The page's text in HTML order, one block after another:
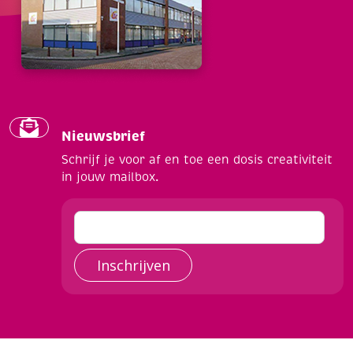
Nieuwsbrief
Schrijf je voor af en toe een dosis creativiteit
in jouw mailbox.
Inschrijven